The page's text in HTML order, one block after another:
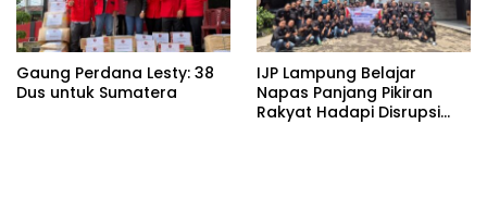
Gaung Perdana Lesty: 38
Dus untuk Sumatera
IJP Lampung Belajar
Napas Panjang Pikiran
Rakyat Hadapi Disrupsi